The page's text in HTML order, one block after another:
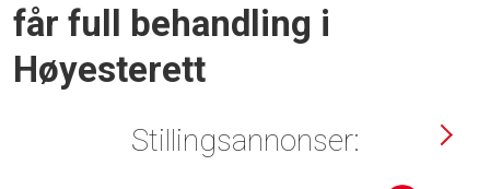
får full behandling i
Høyesterett
Stillingsannonser: